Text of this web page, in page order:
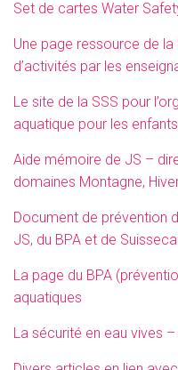
Set de cartes Water
Une page ressource de la
d’activités par les
Le site de la SSS pour
aquatique pour les enfants
Aide mémoire de JS –
domaines Montagne,
Document de prévention
JS, du BPA et de
La page du BPA
aquatiques
La sécurité en eau vives